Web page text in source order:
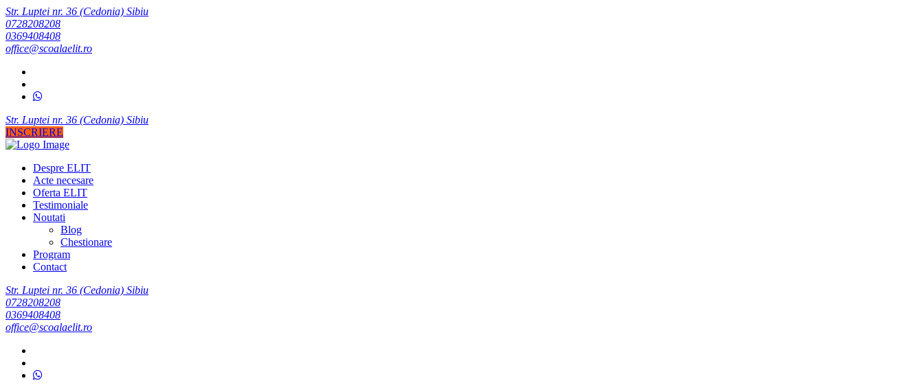
Str. Luptei nr. 36 (Cedonia) Sibiu
0728208208
0369408408
office@scoalaelit.ro
Str. Luptei nr. 36 (Cedonia) Sibiu
INSCRIERE
Despre ELIT
Acte necesare
Oferta ELIT
Testimoniale
Noutati
Blog
Chestionare
Program
Contact
Str. Luptei nr. 36 (Cedonia) Sibiu
0728208208
0369408408
office@scoalaelit.ro